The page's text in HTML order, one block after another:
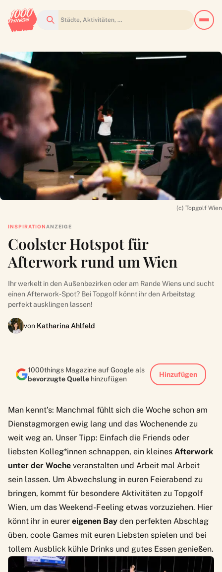
Suchen
(c) Topgolf Wien
INSPIRATION ANZEIGE
Coolster Hotspot für
Afterwork rund um Wien
Ihr werkelt in den Außenbezirken oder am Rande Wiens und sucht
einen Afterwork-Spot? Bei Topgolf könnt ihr den Arbeitstag
perfekt ausklingen lassen!
von Katharina Ahlfeld
1000things Magazine auf Google als
bevorzugte Quelle hinzufügen
Hinzufügen
Man kennt’s: Manchmal fühlt sich die Woche schon am
Dienstagmorgen ewig lang und das Wochenende zu
weit weg an. Unser Tipp: Einfach die Friends oder
liebsten Kolleg*innen schnappen, ein kleines Afterwork
unter der Woche veranstalten und Arbeit mal Arbeit
sein lassen. Um Abwechslung in euren Feierabend zu
bringen, kommt für besondere Aktivitäten zu Topgolf
Wien, um das Weekend-Feeling etwas vorzuziehen. Hier
könnt ihr in eurer eigenen Bay den perfekten Abschlag
üben, coole Games mit euren Liebsten spielen und bei
tollem Ausblick kühle Drinks und gutes Essen genießen.